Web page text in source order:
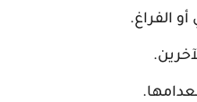
الفراغ.